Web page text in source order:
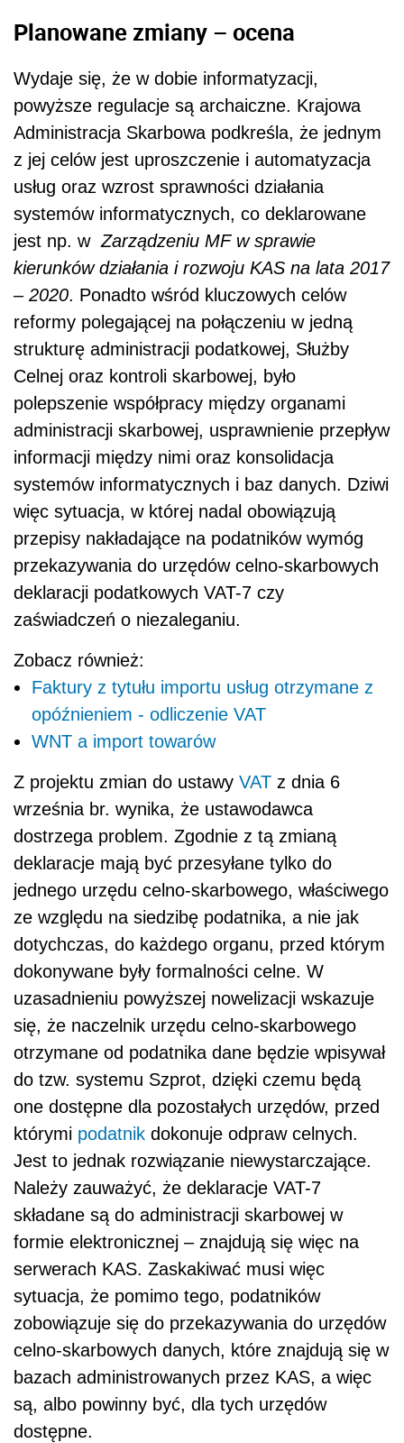
Planowane zmiany – ocena
Wydaje się, że w dobie informatyzacji,
powyższe regulacje są archaiczne. Krajowa
Administracja Skarbowa podkreśla, że jednym
z jej celów jest uproszczenie i automatyzacja
usług oraz wzrost sprawności działania
systemów informatycznych, co deklarowane
jest np. wZarządzeniu MF w sprawie
kierunków działania i rozwoju KAS na lata 2017
– 2020. Ponadto wśród kluczowych celów
reformy polegającej na połączeniu w jedną
strukturę administracji podatkowej, Służby
Celnej oraz kontroli skarbowej, było
polepszenie współpracy między organami
administracji skarbowej, usprawnienie przepływ
informacji między nimi oraz konsolidacja
systemów informatycznych i baz danych. Dziwi
więc sytuacja, w której nadal obowiązują
przepisy nakładające na podatników wymóg
przekazywania do urzędów celno-skarbowych
deklaracji podatkowych VAT-7 czy
zaświadczeń o niezaleganiu.
Zobacz również:
Faktury z tytułu importu usług otrzymane z
opóźnieniem - odliczenie VAT
WNT a import towarów
Z projektu zmian do ustawy VAT z dnia 6
września br. wynika, że ustawodawca
dostrzega problem. Zgodnie z tą zmianą
deklaracje mają być przesyłane tylko do
jednego urzędu celno-skarbowego, właściwego
ze względu na siedzibę podatnika, a nie jak
dotychczas, do każdego organu, przed którym
dokonywane były formalności celne. W
uzasadnieniu powyższej nowelizacji wskazuje
się, że naczelnik urzędu celno-skarbowego
otrzymane od podatnika dane będzie wpisywał
do tzw. systemu Szprot, dzięki czemu będą
one dostępne dla pozostałych urzędów, przed
którymi podatnik dokonuje odpraw celnych.
Jest to jednak rozwiązanie niewystarczające.
Należy zauważyć, że deklaracje VAT-7
składane są do administracji skarbowej w
formie elektronicznej – znajdują się więc na
serwerach KAS. Zaskakiwać musi więc
sytuacja, że pomimo tego, podatników
zobowiązuje się do przekazywania do urzędów
celno-skarbowych danych, które znajdują się w
bazach administrowanych przez KAS, a więc
są, albo powinny być, dla tych urzędów
dostępne.